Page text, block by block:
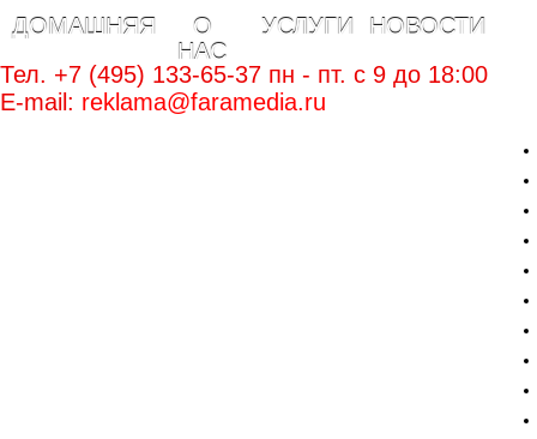
ДОМАШНЯЯ
О
НАС
УСЛУГИ
НОВОСТИ
Тел. +7 (495) 133-65-37 пн - пт. c 9 до 18:00
E-mail: reklama@faramedia.ru